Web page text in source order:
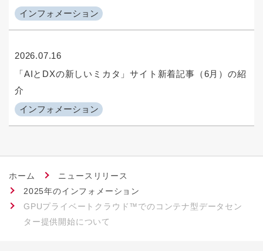
インフォメーション
2026.07.16
インフォメーション
「AIとDXの新しいミカタ」サイト新着記事（6月）の紹
介
ホーム
ニュースリリース
2025年のインフォメーション
GPUプライベートクラウド™でのコンテナ型データセン
ター提供開始について